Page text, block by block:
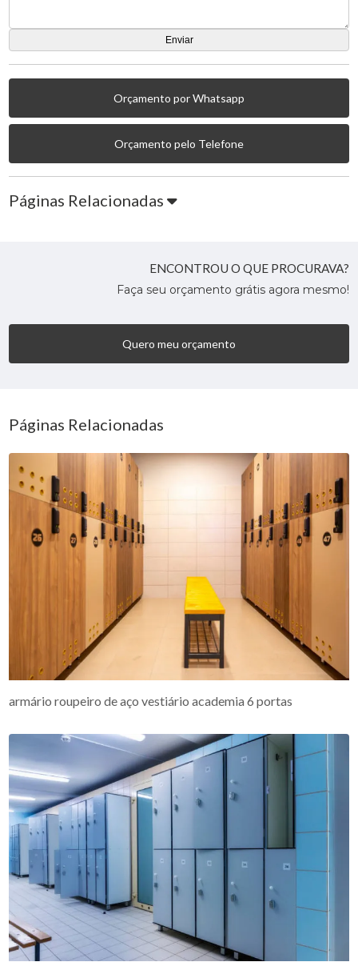
Orçamento por Whatsapp
Orçamento pelo Telefone
Páginas Relacionadas
ENCONTROU O QUE PROCURAVA?
Faça seu orçamento grátis agora mesmo!
Quero meu orçamento
Páginas Relacionadas
armário roupeiro de aço vestiário academia 6 portas